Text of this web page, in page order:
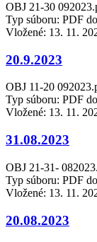
OBJ 21-30
Typ súboru: PDF
Vložené: 13. 11.
20.9.2023
OBJ 11-20
Typ súboru: PDF
Vložené: 13. 11.
31.08.2023
OBJ 21-31-
Typ súboru: PDF
Vložené: 13. 11.
20.08.2023